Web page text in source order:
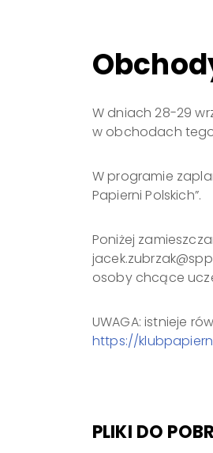
W dniach 28-29
w obchodach
W programie
Papierni Polskich”.
Poniżej
osoby chcące
UWAGA: istnieje
https://
PLIKI DO